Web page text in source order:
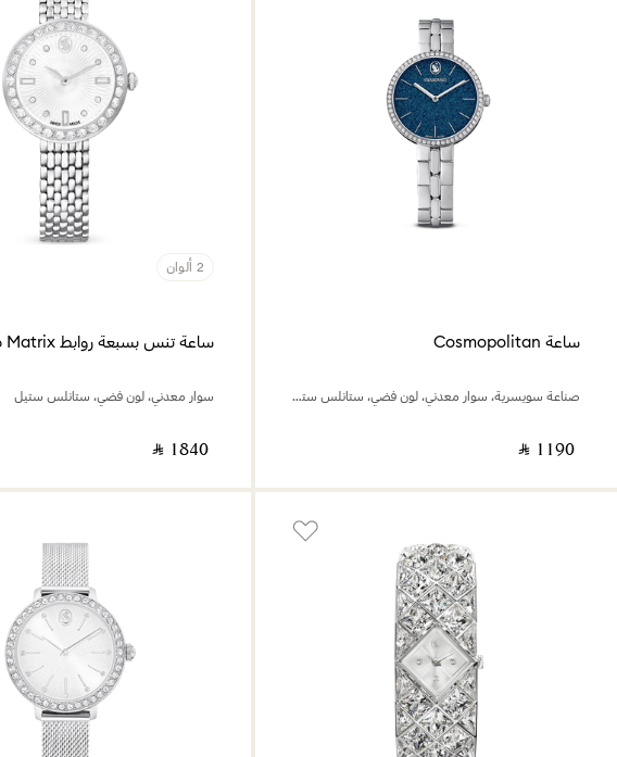
ساعة Cosmopolitan
صناعة سويسرية، سوار معدني، لون فضي، ستانلس ستيل
‎ ⃁ ⁦1190⁩ ‎
2 ألوان
سوار معدني، لون فضي، ستانلس ستيل
‎ ⃁ ⁦1840⁩ ‎